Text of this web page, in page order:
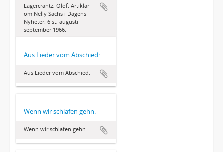
Lagercrantz, Olof: Artiklar
om Nelly Sachs i Dagens
Nyheter. 6 st, augusti -
september 1966.
Aus Lieder vom Abschied:
Aus Lieder vom Abschied:
Wenn wir schlafen gehn.
Wenn wir schlafen gehn.